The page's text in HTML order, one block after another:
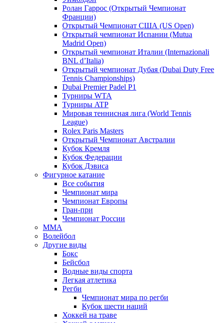
Ролан Гаррос (Открытый Чемпионат
Франции)
Открытый Чемпионат США (US Open)
Открытый чемпионат Испании (Mutua
Madrid Open)
Открытый чемпионат Италии (Internazionali
BNL d’Italia)
Открытый чемпионат Дубая (Dubai Duty Free
Tennis Championships)
Dubai Premier Padel P1
Турниры WTA
Турниры ATP
Мировая теннисная лига (World Tennis
League)
Rolex Paris Masters
Открытый Чемпионат Австралии
Кубок Кремля
Кубок Федерации
Кубок Дэвиса
Фигурное катание
Все события
Чемпионат мира
Чемпионат Европы
Гран-при
Чемпионат России
MMA
Волейбол
Другие виды
Бокс
Бейсбол
Водные виды спорта
Легкая атлетика
Регби
Чемпионат мира по регби
Кубок шести наций
Хоккей на траве